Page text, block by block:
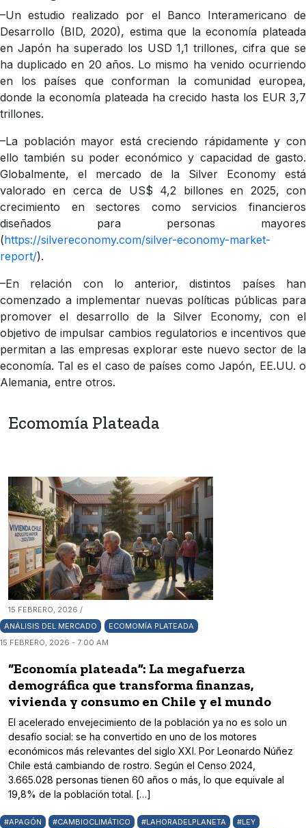
–Un estudio realizado por el Banco Interamericano de
Desarrollo (BID, 2020), estima que la economía plateada
en Japón ha superado los USD 1,1 trillones, cifra que se
ha duplicado en 20 años. Lo mismo ha venido ocurriendo
en los países que conforman la comunidad europea,
donde la economía plateada ha crecido hasta los EUR 3,7
trillones.
–La población mayor está creciendo rápidamente y con
ello también su poder económico y capacidad de gasto.
Globalmente, el mercado de la Silver Economy está
valorado en cerca de US$ 4,2 billones en 2025, con
crecimiento en sectores como servicios financieros
diseñados para personas mayores
(https://silvereconomy.com/silver-economy-market-
report/).
–En relación con lo anterior, distintos países han
comenzado a implementar nuevas políticas públicas para
promover el desarrollo de la Silver Economy, con el
objetivo de impulsar cambios regulatorios e incentivos que
permitan a las empresas explorar este nuevo sector de la
economía. Tal es el caso de países como Japón, EE.UU. o
Alemania, entre otros.
Ecomomía Plateada
15 FEBRERO, 2026 /
ANÁLISIS DEL MERCADO
ECOMOMÍA PLATEADA
15 FEBRERO, 2026 - 7:00 AM
“Economía plateada”: La megafuerza
demográfica que transforma finanzas,
vivienda y consumo en Chile y el mundo
El acelerado envejecimiento de la población ya no es solo un
desafío social: se ha convertido en uno de los motores
económicos más relevantes del siglo XXI. Por Leonardo Núñez
Chile está cambiando de rostro. Según el Censo 2024,
3.665.028 personas tienen 60 años o más, lo que equivale al
19,8% de la población total. […]
#APAGÓN #CAMBIOCLIMÁTICO #LAHORADELPLANETA
#LEY